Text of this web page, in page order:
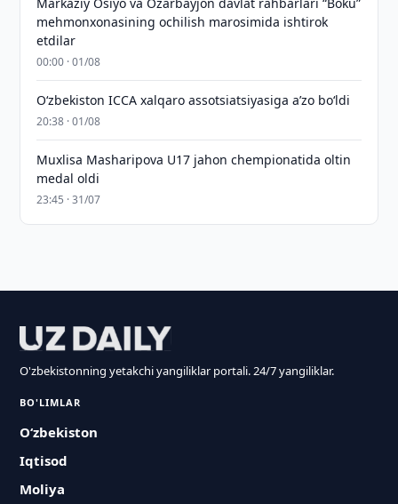
mehmonxonasining ochilish marosimida ishtirok
etdilar
00:00 · 01/08
O‘zbekiston ICCA xalqaro assotsiatsiyasiga aʼzo bo‘ldi
20:38 · 01/08
Muxlisa Masharipova U17 jahon chempionatida oltin
medal oldi
23:45 · 31/07
O'zbekistonning yetakchi yangiliklar portali. 24/7 yangiliklar.
BO'LIMLAR
O‘zbekiston
Iqtisod
Moliya